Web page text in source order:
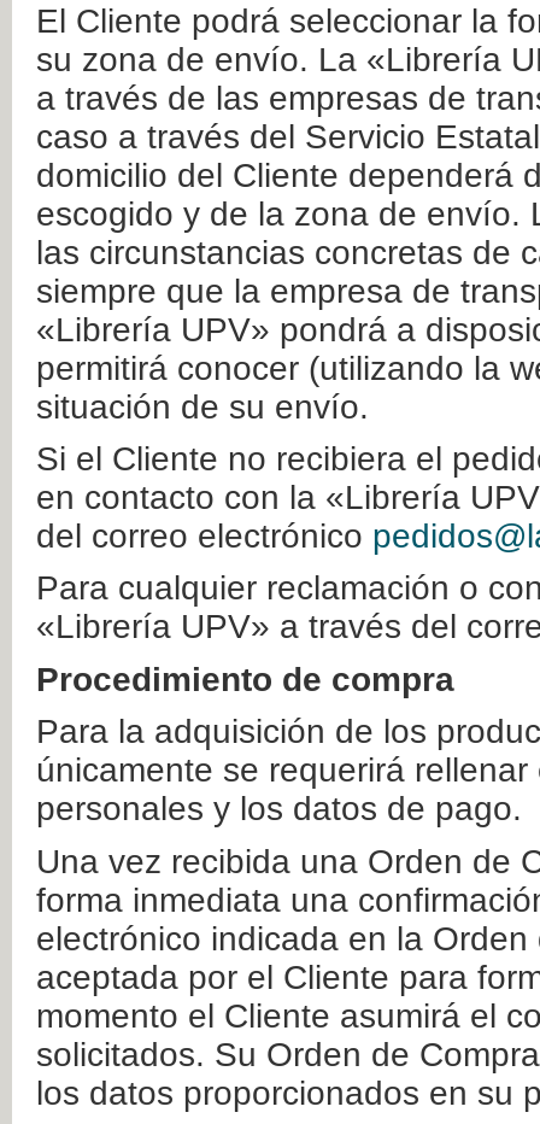
El Cliente podrá seleccionar la
su zona de envío. La «Librería
a través de las empresas de
caso a través del Servicio
domicilio del Cliente dependerá
escogido y de la zona de envío.
las circunstancias concretas de
siempre que la empresa de
«Librería UPV» pondrá a
permitirá conocer (utilizando la
situación de su envío.
Si el Cliente no recibiera el
en contacto con la «Librería
del correo electrónico
Para cualquier reclamación o
«Librería UPV» a través del
Procedimiento de compra
Para la adquisición de los
únicamente se requerirá
personales y los datos de pago.
Una vez recibida una Orden de
forma inmediata una
electrónico indicada en la
aceptada por el Cliente para
momento el Cliente asumirá el
solicitados. Su Orden de
los datos proporcionados en su